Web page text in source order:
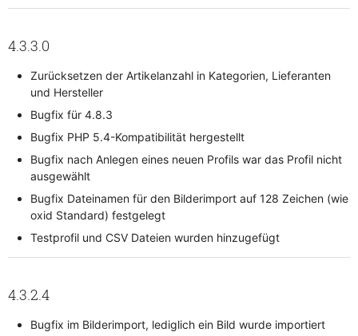
4.3.3.0
Zurücksetzen der Artikelanzahl in Kategorien, Lieferanten
und Hersteller
Bugfix für 4.8.3
Bugfix PHP 5.4-Kompatibilität hergestellt
Bugfix nach Anlegen eines neuen Profils war das Profil nicht
ausgewählt
Bugfix Dateinamen für den Bilderimport auf 128 Zeichen (wie
oxid Standard) festgelegt
Testprofil und CSV Dateien wurden hinzugefügt
4.3.2.4
Bugfix im Bilderimport, lediglich ein Bild wurde importiert